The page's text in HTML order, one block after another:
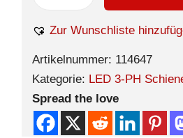
Zur Wunschliste
Artikelnummer: 114647
Kategorie: LED 3-PH
Spread the love